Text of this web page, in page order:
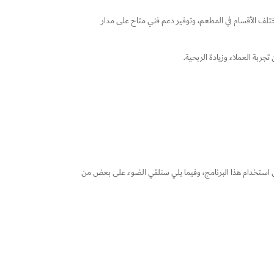
الأقسام في المطعم، وتوفير دعم فني متاح على مدار
العملاء وزيادة الربحية.
استخدام هذا البرنامج، وفيما يلي سنلقي الضوء على بعض من